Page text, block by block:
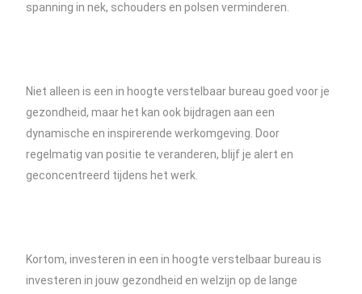
spanning in nek, schouders en polsen verminderen.
Niet alleen is een in hoogte verstelbaar bureau goed voor je
gezondheid, maar het kan ook bijdragen aan een
dynamische en inspirerende werkomgeving. Door
regelmatig van positie te veranderen, blijf je alert en
geconcentreerd tijdens het werk.
Kortom, investeren in een in hoogte verstelbaar bureau is
investeren in jouw gezondheid en welzijn op de lange